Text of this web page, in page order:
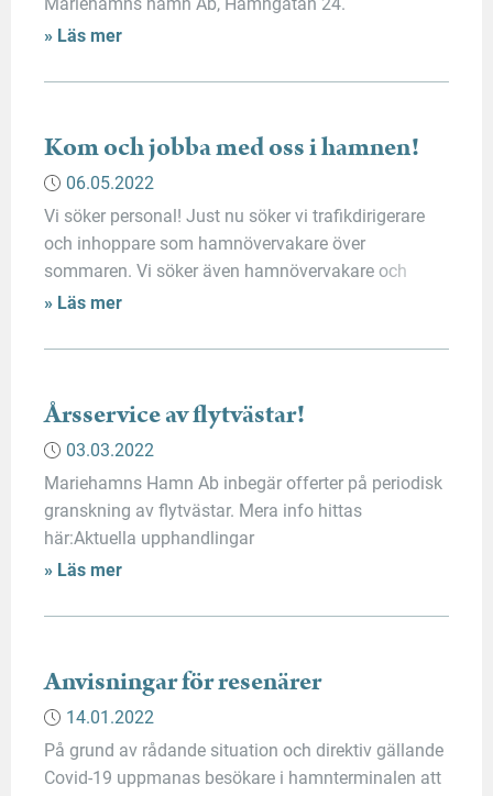
» Läs mer
Kom och jobba med oss i hamnen!
06.05.2022
Vi söker personal! Just nu söker vi trafikdirigerare
och inhoppare som hamnövervakare över
sommaren. Vi söker även hamnövervakare och
arbetsledare för längre anställning. Läs mer om vad
intresseanmälan på följande sida: Intresseanmälan
sker i skift. Rekrytering sker kontinuerligt […]
» Läs mer
Årsservice av flytvästar!
03.03.2022
Mariehamns Hamn Ab inbegär offerter på periodisk
granskning av flytvästar. Mera info hittas
här:Aktuella upphandlingar
» Läs mer
Anvisningar för resenärer
14.01.2022
På grund av rådande situation och direktiv gällande
Covid-19 uppmanas besökare i hamnterminalen att